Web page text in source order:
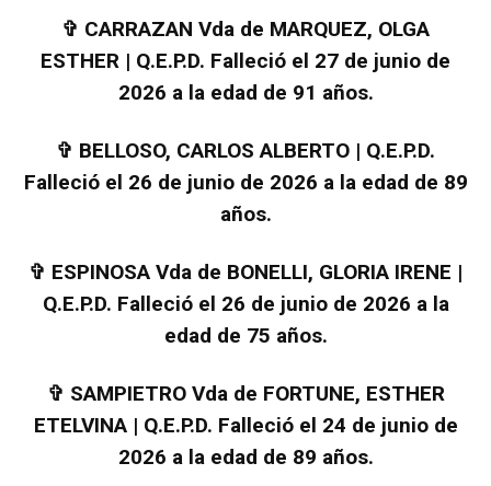
✞ CARRAZAN Vda de MARQUEZ, OLGA
ESTHER | Q.E.P.D. Falleció el 27 de junio de
2026 a la edad de 91 años.
✞ BELLOSO, CARLOS ALBERTO | Q.E.P.D.
Falleció el 26 de junio de 2026 a la edad de 89
años.
✞ ESPINOSA Vda de BONELLI, GLORIA IRENE |
Q.E.P.D. Falleció el 26 de junio de 2026 a la
edad de 75 años.
✞ SAMPIETRO Vda de FORTUNE, ESTHER
ETELVINA | Q.E.P.D. Falleció el 24 de junio de
2026 a la edad de 89 años.